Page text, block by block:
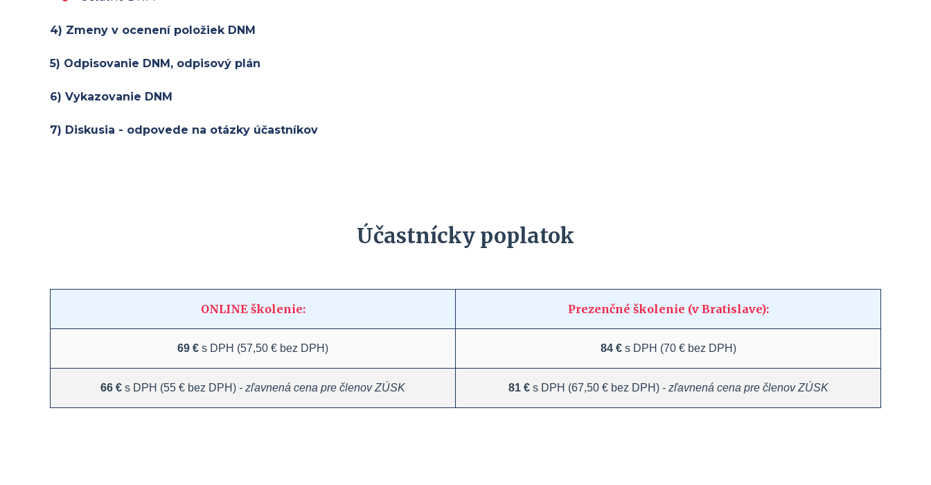
4) Zmeny v ocenení položiek DNM
5) Odpisovanie DNM, odpisový plán
6) Vykazovanie DNM
7) Diskusia - odpovede na otázky účastníkov
Účastnícky poplatok
ONLINE školenie: Prezenčné školenie (v Bratislave):
69 € s DPH (57,50 € bez DPH) 84 €s DPH (70 € bez DPH)
66 € s DPH (55 € bez DPH) - zľavnená cena pre členov ZÚSK 81 €s DPH (67,50 € bez DPH) - zľavnená cena pre členov ZÚSK